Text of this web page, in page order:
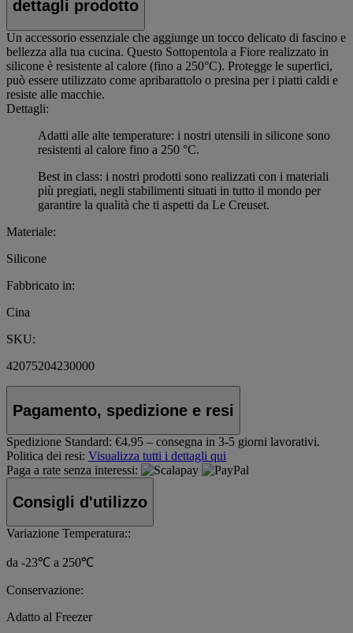
dettagli prodotto
Un accessorio essenziale che aggiunge un tocco delicato di fascino e
bellezza alla tua cucina. Questo Sottopentola a Fiore realizzato in
silicone è resistente al calore (fino a 250°C). Protegge le superfici,
può essere utilizzato come apribarattolo o presina per i piatti caldi e
resiste alle macchie.
Dettagli:
Adatti alle alte temperature: i nostri utensili in silicone sono
resistenti al calore fino a 250 °C.
Best in class: i nostri prodotti sono realizzati con i materiali
più pregiati, negli stabilimenti situati in tutto il mondo per
garantire la qualità che ti aspetti da Le Creuset.
Materiale:
Silicone
Fabbricato in:
Cina
SKU:
42075204230000
Pagamento, spedizione e resi
Spedizione Standard: €4.95 – consegna in 3-5 giorni lavorativi.
Politica dei resi: Visualizza tutti i dettagli qui
Paga a rate senza interessi:
Consigli d'utilizzo
Variazione Temperatura::
da -23℃ a 250℃
Conservazione:
Adatto al Freezer